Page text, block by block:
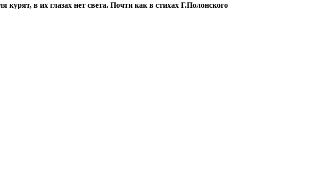
в их глазах нет света. Почти как в стихах Г.Полонского